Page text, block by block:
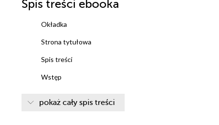
Spis treści ebooka
Okładka
Strona tytułowa
Spis treści
Wstęp
Stworzenie świata
pokaż cały spis treści